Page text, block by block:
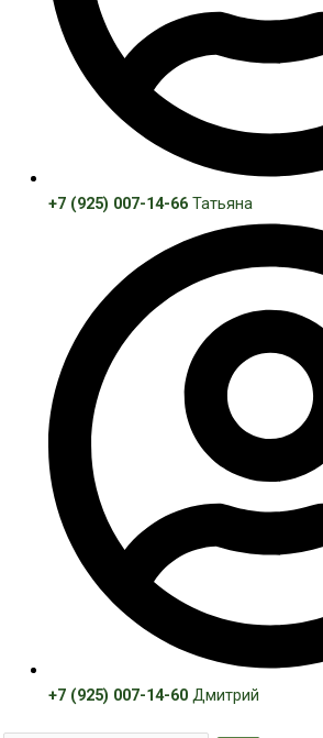
+7 (925) 007-14-66Татьяна
+7 (925) 007-14-60Дмитрий